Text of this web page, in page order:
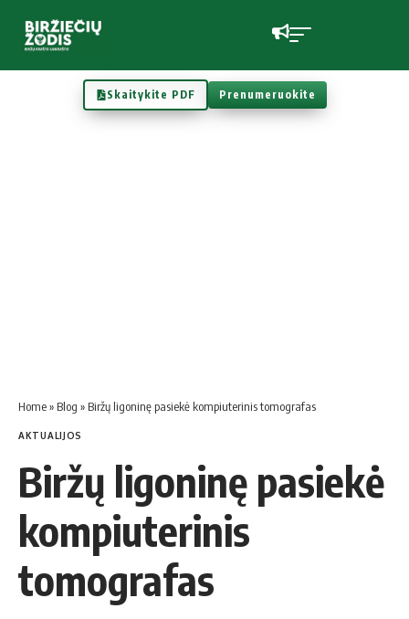
Skaitykite PDF Prenumeruokite
Home» Blog » Biržų ligoninę pasiekė kompiuterinis tomografas
AKTUALIJOS
Biržų ligoninę pasiekė
kompiuterinis
tomografas